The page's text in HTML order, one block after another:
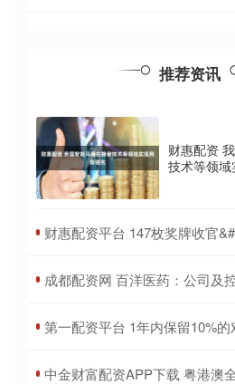
推荐资讯
财惠配资
技术等领
财惠配资平台 147枚奖牌收官&#32;中国青少年力量闪耀赛场
成都配资网 百洋医药：公司及控股子
第一配资平台 1年内保留10%的对美加征关税
中金财富配资APP下载 粤港澳全运会丨十五运会男篮